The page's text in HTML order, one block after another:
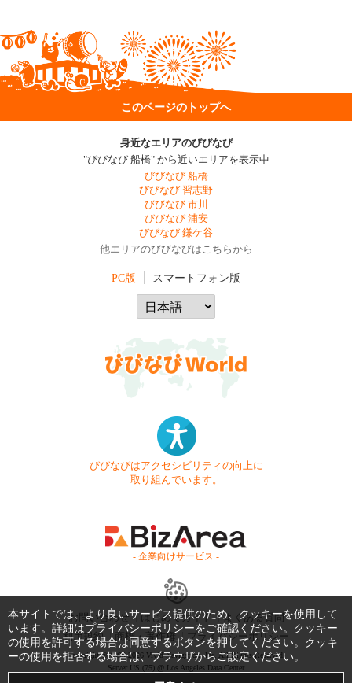
このページのトップへ
身近なエリアのびびなび
"びびなび 船橋" から近いエリアを表示中
びびなび 船橋
びびなび 習志野
びびなび 市川
びびなび 浦安
びびなび 鎌ケ谷
他エリアのびびなびはこちらから
PC版 スマートフォン版
びびなびはアクセシビリティの向上に
取り組んでいます。
- 企業向けサービス -
お問い合わせ はじめてガイド
よくある質問
利用規約
商標・著作権 プライバシーポリシー
Copyright © 1999-2026 Vivid Navigation, Inc. All Rights Reserved.
Server US (75) @ Los Angeles Data Center
本サイトでは、より良いサービス提供のため、クッキーを使用して
います。詳細はプライバシーポリシーをご確認ください。クッキー
の使用を許可する場合は同意するボタンを押してください。クッキ
ーの使用を拒否する場合は、ブラウザからご設定ください。